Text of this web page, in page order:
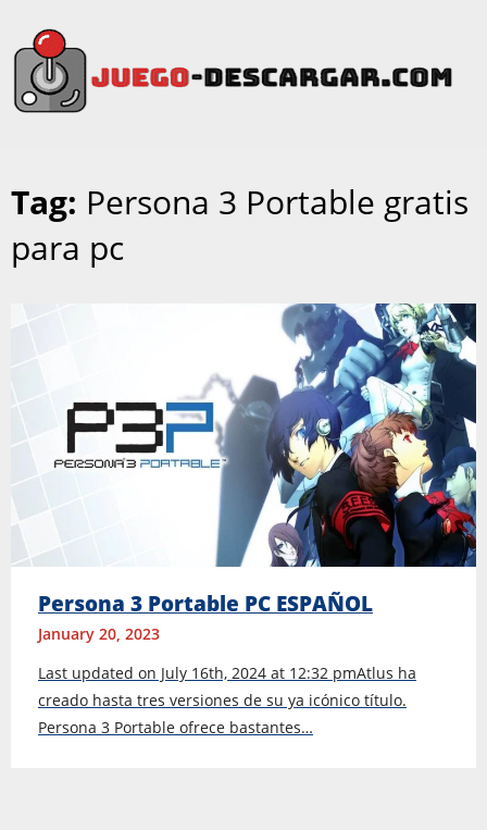
Tag: Persona 3 Portable gratis
para pc
Persona 3 Portable PC ESPAÑOL
January 20, 2023
Last updated on July 16th, 2024 at 12:32 pmAtlus ha
creado hasta tres versiones de su ya icónico título.
Persona 3 Portable ofrece bastantes…